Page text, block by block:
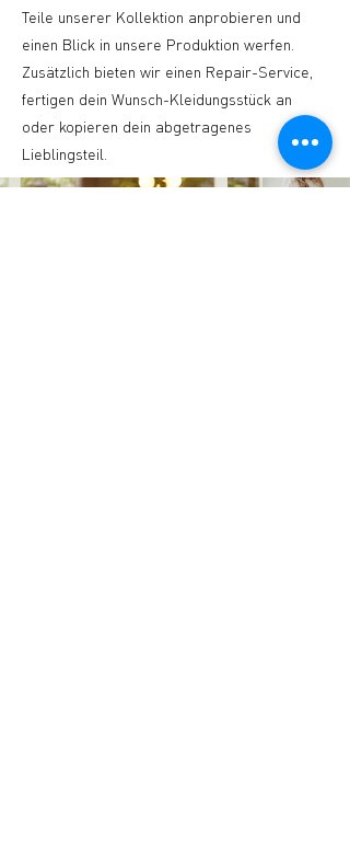
Teile unserer Kollektion anprobieren und
einen Blick in unsere Produktion werfen.
Zusätzlich bieten wir einen Repair-Service,
fertigen dein Wunsch-Kleidungsstück an
oder kopieren dein abgetragenes
Lieblingsteil.